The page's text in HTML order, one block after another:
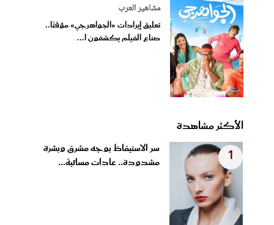
مشاهير العرب
تعليق إيرادات «الجواهرجي» مؤقتًا..
صناع الفيلم يكشفون ا...
الأكثر مشاهدة
1
سر الاستيقاظ بوجه مشرق وبشرة
مشدودة.. عادات مسائية...